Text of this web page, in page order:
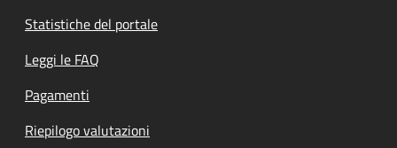
Statistiche del portale
Leggi le FAQ
Pagamenti
Riepilogo valutazioni